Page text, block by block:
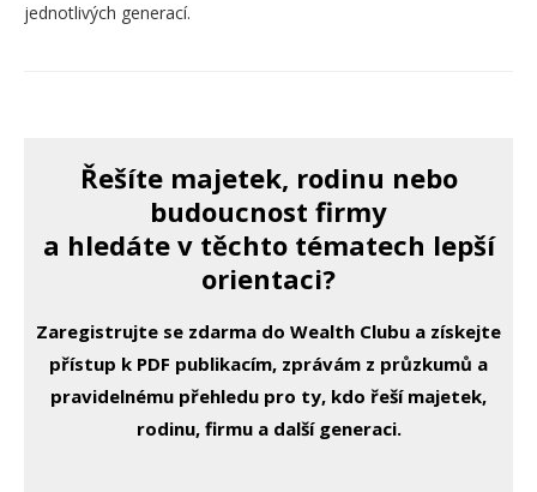
jednotlivých generací.
Řešíte majetek, rodinu nebo
budoucnost firmy
a hledáte v těchto tématech lepší
orientaci?
Zaregistrujte se zdarma do Wealth Clubu a získejte
přístup k PDF publikacím, zprávám z průzkumů a
pravidelnému přehledu pro ty, kdo řeší majetek,
rodinu, firmu a další generaci.